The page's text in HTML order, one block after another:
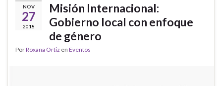
NOV
27
2018
Misión Internacional:
Gobierno local con enfoque
de género
PorRoxana Ortiz en Eventos